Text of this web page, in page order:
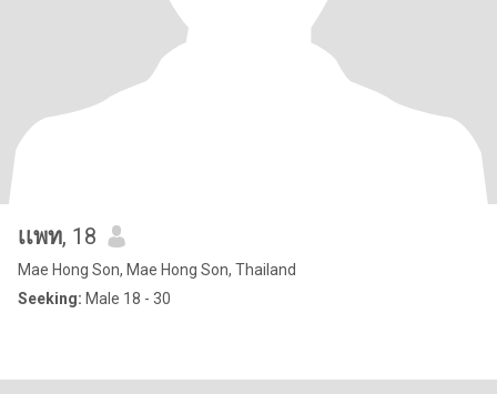
เเพท, 18
Mae Hong Son, Mae Hong Son, Thailand
Seeking: Male 18 - 30